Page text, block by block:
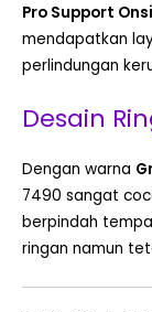
Pro Support
mendapatkan
perlindungan
Desain
Dengan warna
7490 sangat
berpindah
ringan namun